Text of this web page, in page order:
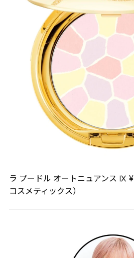
ラ プードル オートニュアンス Ⅸ
コスメティックス）